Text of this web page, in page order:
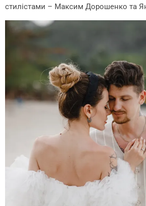
стилістами – Максим Дорошенко та